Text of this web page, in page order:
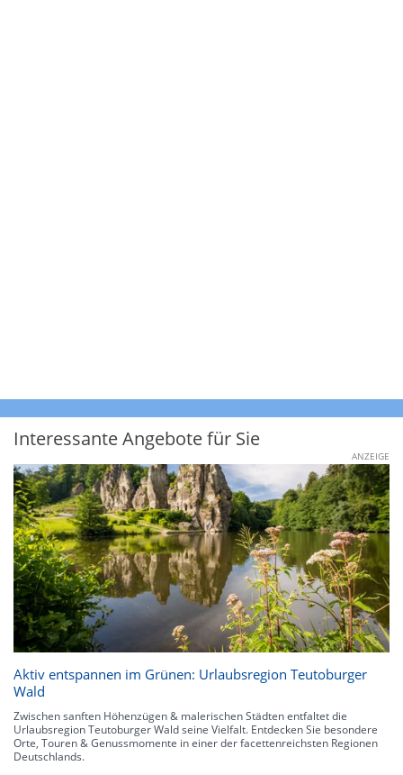
Interessante Angebote für Sie
ANZEIGE
Aktiv entspannen im Grünen: Urlaubsregion Teutoburger
Wald
Zwischen sanften Höhenzügen & malerischen Städten entfaltet die
Urlaubsregion Teutoburger Wald seine Vielfalt. Entdecken Sie besondere
Orte, Touren & Genussmomente in einer der facettenreichsten Regionen
Deutschlands.